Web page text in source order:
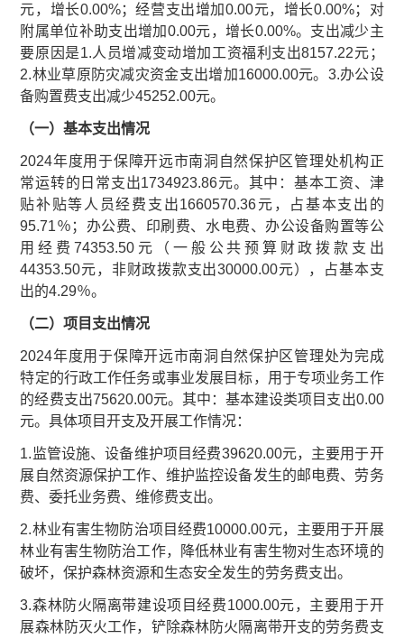
元，增长0.00%；经营支出增加0.00元，增长0.00%；对
附属单位补助支出增加0.00元，增长0.00%。支出减少主
要原因是1.人员增减变动增加工资福利支出8157.22元；
2.林业草原防灾减灾资金支出增加16000.00元。3.办公设
备购置费支出减少45252.00元。
（一）基本支出情况
2024年度用于保障开远市南洞自然保护区管理处机构正
常运转的日常支出1734923.86元。其中：基本工资、津
贴补贴等人员经费支出1660570.36元，占基本支出的
95.71％；办公费、印刷费、水电费、办公设备购置等公
用经费74353.50元（一般公共预算财政拨款支出
44353.50元，非财政拨款支出30000.00元），
占基本支
出的4.29％。
（二）项目支出情况
2024年度用于保障开远市南洞自然保护区管理处为完成
特定的行政工作任务或事业发展目标，用于专项业务工作
的经费支出75620.00元。其中：基本建设类项目支出0.00
元。具体项目开支及开展工作情况：
1.监管设施、设备维护项目经费39620.00元，主要用于开
展自然资源保护工作、维护监控设备发生的邮电费、劳务
费、委托业务费、维修费支出。
2.林业有害生物防治项目经费10000.00元，主要用于开展
林业有害生物防治工作，降低林业有害生物对生态环境的
破坏，保护森林资源和生态安全发生的劳务费支出。
3.森林防火隔离带建设项目经费1000.00元，主要用于开
展森林防灭火工作，铲除森林防火隔离带开支的劳务费支